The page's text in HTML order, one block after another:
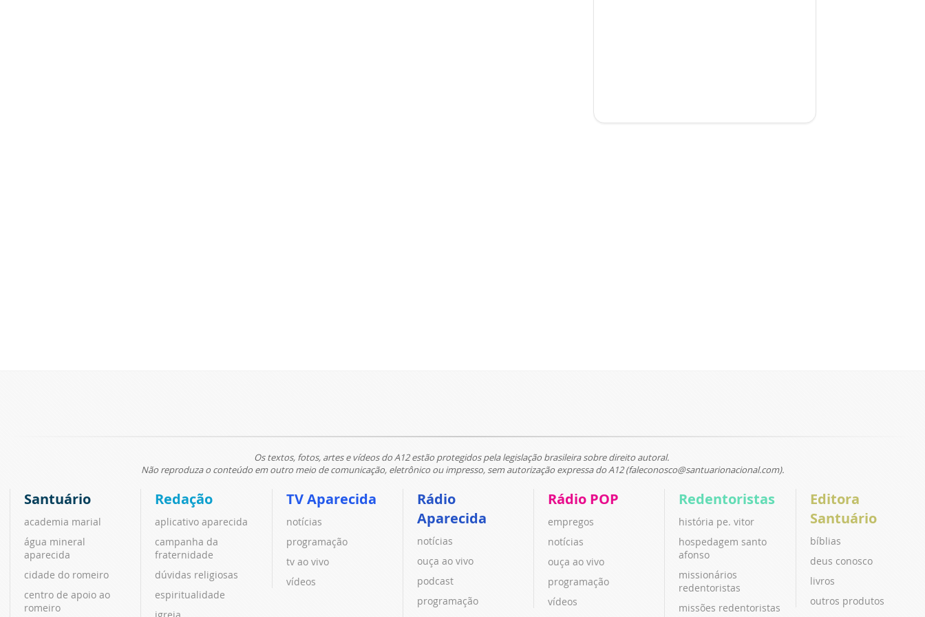
Os textos, fotos, artes e vídeos do A12 estão protegidos pela legislação brasileira sobre direito autoral.
Não reproduza o conteúdo em outro meio de comunicação, eletrônico ou impresso, sem autorização expressa do A12 (faleconosco@santuarionacional.com).
Santuário
academia marial
água mineral
aparecida
cidade do romeiro
centro de apoio ao
romeiro
Redação
aplicativo aparecida
campanha da
fraternidade
dúvidas religiosas
espiritualidade
igreja
TV Aparecida
notícias
programação
tv ao vivo
vídeos
Rádio
Aparecida
notícias
ouça ao vivo
podcast
programação
Rádio POP
empregos
notícias
ouça ao vivo
programação
vídeos
Redentoristas
história pe. vitor
hospedagem santo
afonso
missionários
redentoristas
missões redentoristas
Editora
Santuário
bíblias
deus conosco
livros
outros produtos